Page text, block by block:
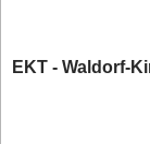
EKT - Waldorf-